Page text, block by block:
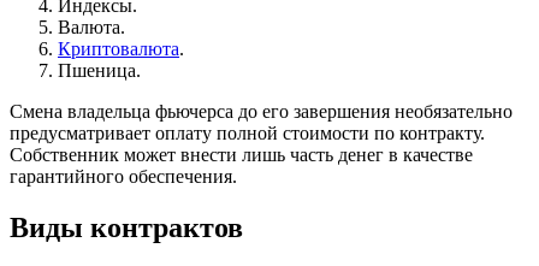
Индексы.
Валюта.
Криптовалюта.
Пшеница.
Смена владельца фьючерса до его завершения необязательно
предусматривает оплату полной стоимости по контракту.
Собственник может внести лишь часть денег в качестве
гарантийного обеспечения.
Виды контрактов